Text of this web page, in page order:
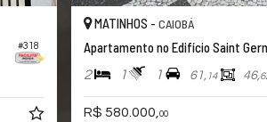
#318
MATINHOS - CAIOBÁ
Apartamento no Edifício Saint
2 1 1 61,14 46,
R$ 580.000, 00